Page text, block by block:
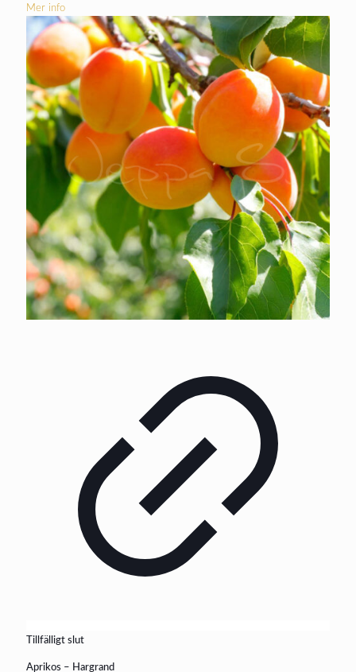
Mer info
Tillfälligt slut
Aprikos – Hargrand